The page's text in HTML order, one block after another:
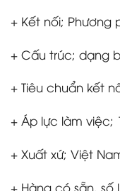
+ Kết nối; Phương
+ Cấu trúc; dạng
+ Tiêu chuẩn kết
+ Áp lực làm việc;
+ Xuất xứ; Việt
+ Hàng có sẵn, số